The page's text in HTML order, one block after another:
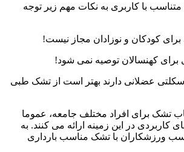
با کاربری به نکات مهم زیر توجه
کودکان و نوزادان مجاز نیست!
برای کهنسالان توصیه نمی شود!
عضلانی دارند بهتر است از تشک طبی
تشک برای افراد مختلف جامعه، عموما
کاربردی در این زمینه ارائه می کنند. به
ورزشکاران با تشک مناسب بارداری